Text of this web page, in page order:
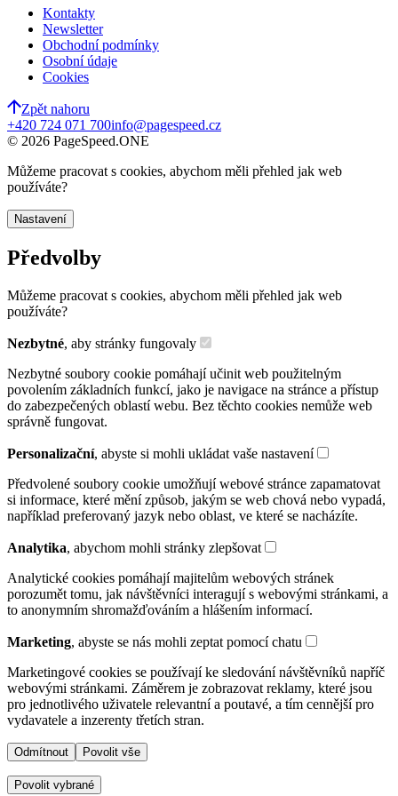
Kontakty
Newsletter
Obchodní podmínky
Osobní údaje
Cookies
Zpět nahoru
+420 724 071 700info@pagespeed.cz
© 2026 PageSpeed.ONE
Můžeme pracovat s cookies, abychom měli přehled jak web
používáte?
Nastavení
Předvolby
Můžeme pracovat s cookies, abychom měli přehled jak web
používáte?
Nezbytné, aby stránky fungovaly
Nezbytné soubory cookie pomáhají učinit web použitelným
povolením základních funkcí, jako je navigace na stránce a přístup
do zabezpečených oblastí webu. Bez těchto cookies nemůže web
správně fungovat.
Personalizační, abyste si mohli ukládat vaše nastavení
Předvolené soubory cookie umožňují webové stránce zapamatovat
si informace, které mění způsob, jakým se web chová nebo vypadá,
například preferovaný jazyk nebo oblast, ve které se nacházíte.
Analytika, abychom mohli stránky zlepšovat
Analytické cookies pomáhají majitelům webových stránek
porozumět tomu, jak návštěvníci interagují s webovými stránkami, a
to anonymním shromažďováním a hlášením informací.
Marketing, abyste se nás mohli zeptat pomocí chatu
Marketingové cookies se používají ke sledování návštěvníků napříč
webovými stránkami. Záměrem je zobrazovat reklamy, které jsou
pro jednotlivého uživatele relevantní a poutavé, a tím cennější pro
vydavatele a inzerenty třetích stran.
Odmítnout Povolit vše
Povolit vybrané